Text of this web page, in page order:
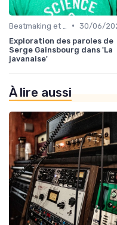
• 30/06/
Exploration des paroles de
Serge Gainsbourg dans 'La
javanaise'
À lire aussi